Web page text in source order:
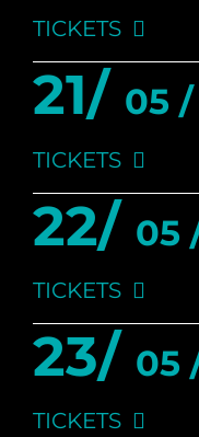
TICKETS
21/ 05 /
TICKETS
22/ 05
TICKETS
23/ 05
TICKETS